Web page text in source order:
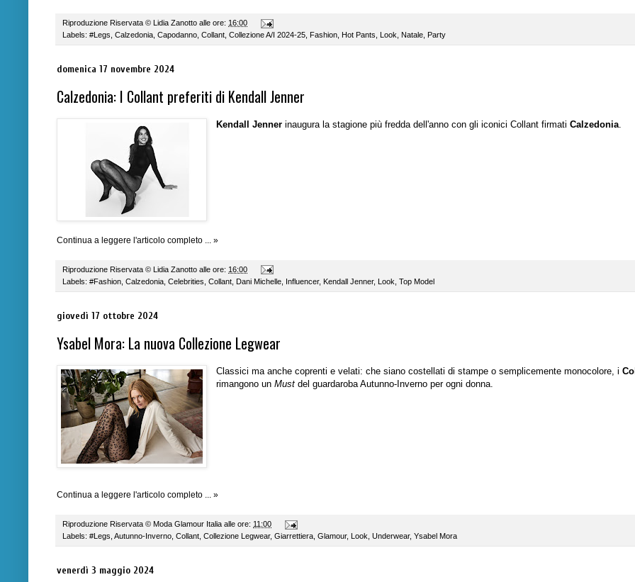
Riproduzione Riservata © Lidia Zanotto alle ore: 16:00
Labels: #Legs Calzedonia Capodanno Collant Collezione A/I 2024-25 Fashion Hot Pants Look Natale Party
domenica 17 novembre 2024
Calzedonia: I Collant preferiti di Kendall Jenner
Kendall Jenner inaugura la stagione più fredda dell'anno con gli iconici Collant firmatiCalzedonia.
Continua a leggere l'articolo completo ... »
Riproduzione Riservata © Lidia Zanotto alle ore: 16:00
Labels: #Fashion Calzedonia Celebrities Collant Dani Michelle Influencer, Kendall Jenner, Look Top Model
giovedì 17 ottobre 2024
Ysabel Mora: La nuova Collezione Legwear
Classici ma anche coprenti e velati: che siano costellati di stampe o semplicemente monocolore, i
rimangono unMustdel guardaroba Autunno-Inverno per ogni donna.
Continua a leggere l'articolo completo ... »
Riproduzione Riservata © Moda Glamour Italia alle ore: 11:00
Labels: #Legs Autunno-Inverno Collant Collezione Legwear, Giarrettiera Glamour, Look Underwear, Ysabel Mora
venerdì 3 maggio 2024